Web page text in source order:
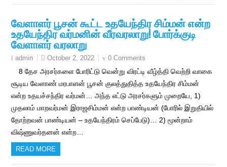
வேளாளர் பூசன் கூட்ட உதயேந்திர சிம்மன் என்ற
உதயேந்திர வர்மனின் வீரவரலாறு! போர்க்குடி
வேளாளர் வரலாறு
admin October 2, 2022 0 Comments
8 தேச அரசர்களை போரிட்டு வென்று விரட்டி வீழ்த்தி வெற்றி வாகை
சூடிய வேளாண் மரபாளன் பூசன் குலத்துதித்த உதயேந்திர சிம்மன்
என்ற உதயச்சந்திர வர்மன்… அந்த எட்டு அரசர்களும் முறையே, 1)
முதலாம் மாறவர்மன் இராஜசிம்மன் என்ற பாண்டியன் (போரில் இறுதியில்
தோற்றவன் பாண்டியன் – உதயேந்திரம் செப்பேடு)… 2) மூன்றாம்
விஷ்ணுவர்தனன் என்ற…
READ MORE